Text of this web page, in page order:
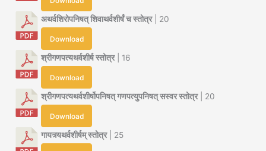
अथर्वशिरोपनिषत् शिवाथर्वशीर्षं च स्तोत्र| 20
Download
श्रीगणपत्यथर्वशीर्ष स्तोत्र| 16
Download
श्रीगणपत्यथर्वशीर्षोपनिषत् गणपत्युपनिषत् सस्वर स्तोत्र| 20
Download
गायत्र्यथर्वशीर्षम् स्तोत्र| 25